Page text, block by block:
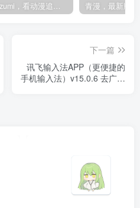
Kazumi，看动漫追番的神器，纯净无广
下一篇
讯飞输入法APP（更便捷的
手机输入法）v15.0.6 去广告